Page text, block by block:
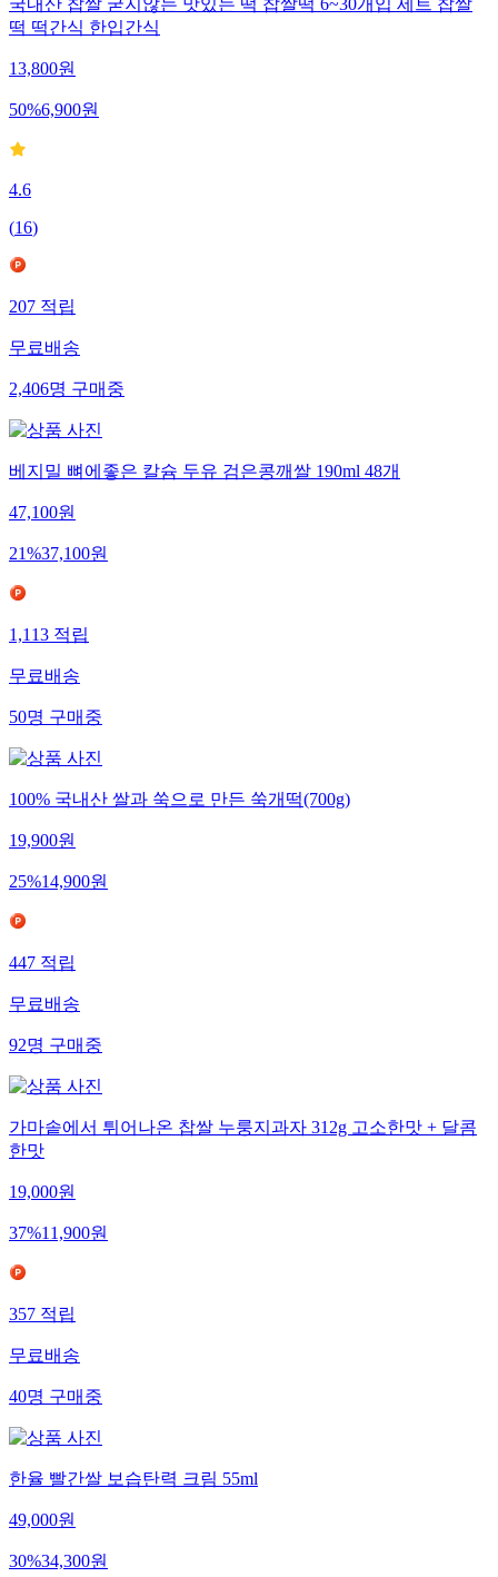
국내산 찹쌀 굳지않는 맛있는 떡 찹쌀떡 6~30개입 세트 찹쌀
떡 떡간식 한입간식
13,800원
50%6,900원
4.6
(16)
207적립
무료배송
2,406명구매중
베지밀 뼈에좋은 칼슘 두유 검은콩깨쌀 190ml 48개
47,100원
21%37,100원
1,113적립
무료배송
50명구매중
100% 국내산 쌀과 쑥으로 만든 쑥개떡(700g)
19,900원
25%14,900원
447적립
무료배송
92명구매중
가마솥에서 튀어나온 찹쌀 누룽지과자 312g 고소한맛 + 달콤
한맛
19,000원
37%11,900원
357적립
무료배송
40명구매중
한율 빨간쌀 보습탄력 크림 55ml
49,000원
30%34,300원